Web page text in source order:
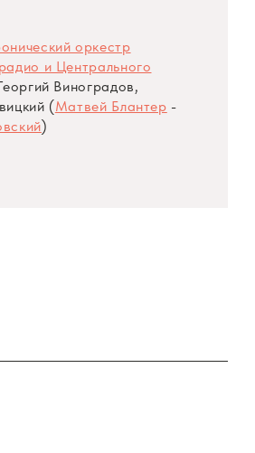
оркестр
и Центрального
Виноградов,
(Матвей Блантер -
)